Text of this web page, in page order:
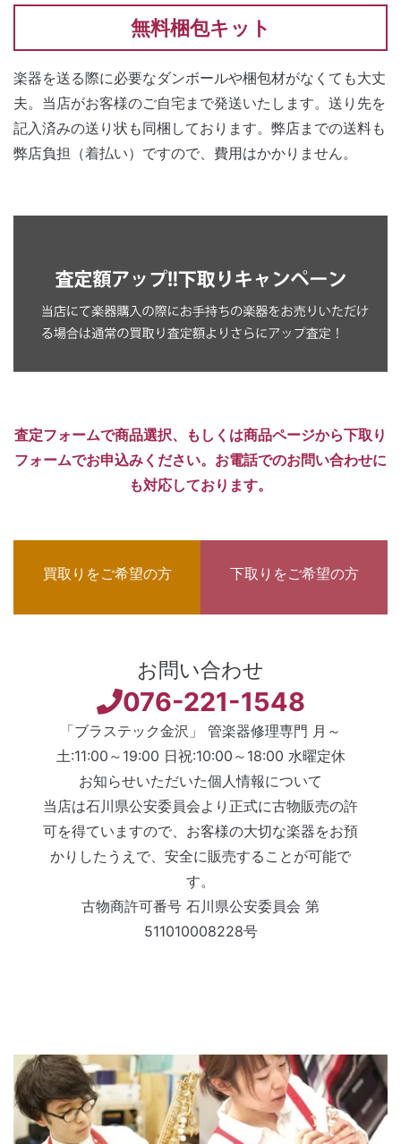
無料梱包キット
楽器を送る際に必要なダンボールや梱包材がなくても大丈
夫。当店がお客様のご自宅まで発送いたします。送り先を
記入済みの送り状も同梱しております。弊店までの送料も
弊店負担（着払い）ですので、費用はかかりません。
査定フォームで商品選択、もしくは商品ページから下取り
フォームでお申込みください。お電話でのお問い合わせに
も対応しております。
買取りをご希望の方 下取りをご希望の方
お問い合わせ
076-221-1548
「ブラステック金沢」 管楽器修理専門 月～
土:11:00～19:00 日祝:10:00～18:00 水曜定休
お知らせいただいた個人情報について
当店は石川県公安委員会より正式に古物販売の許
可を得ていますので、お客様の大切な楽器をお預
かりしたうえで、安全に販売することが可能で
す。
古物商許可番号 石川県公安委員会 第
511010008228号